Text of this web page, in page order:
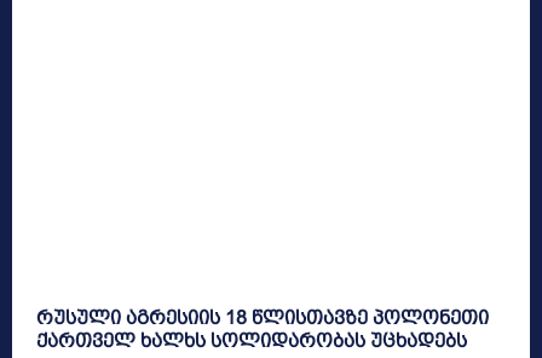
რუსული აგრესიის 18 წლისთავზე პოლონეთი
ქართველ ხალხს სოლიდარობას უცხადებს